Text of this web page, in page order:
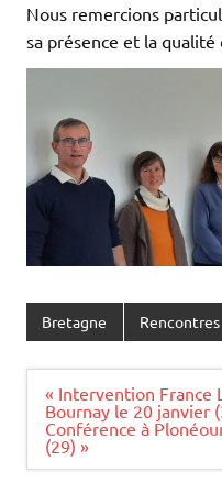
Nous remercions
sa présence et la
Bretagne Rencontres
Navigation
de
l’article
« Intervention France
Bournay le 20 janvier
Conférence à
(29) »